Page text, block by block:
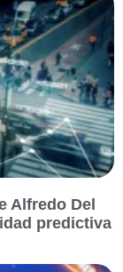
Alfredo Del
predictiva